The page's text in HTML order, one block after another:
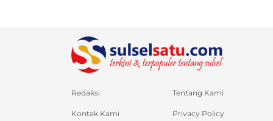
Redaksi Tentang Kami
Kontak Kami Privacy Policy